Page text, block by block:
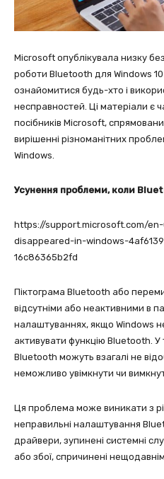
Microsoft опублікувала низку
роботи Bluetooth для Windows
ознайомитися будь-хто і
несправностей. Ці матеріали є
посібників Microsoft,
вирішенні різноманітних
Windows.
Усунення проблеми, коли
https://support.microsoft.com/
disappeared-in-windows-
16c86365b2fd
Піктограма Bluetooth або
відсутніми або неактивними в
налаштуваннях, якщо Windows
активувати функцію Bluetooth.
Bluetooth можуть взагалі не
неможливо увімкнути чи
Ця проблема може виникати з
неправильні налаштування
драйвери, зупинені системні
або збої, спричинені